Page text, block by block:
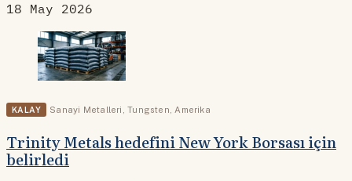
18 May 2026
KALAY Sanayi Metalleri ,Tungsten Amerika
Trinity Metals hedefini New York Borsası için
belirledi